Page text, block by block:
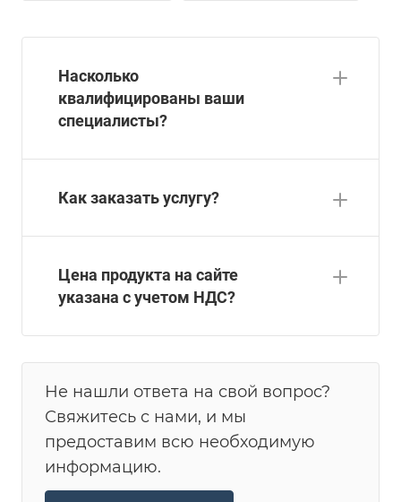
Насколько
квалифицированы ваши
специалисты?
Как заказать услугу?
Цена продукта на сайте
указана с учетом НДС?
Не нашли ответа на свой вопрос?
Свяжитесь с нами, и мы
предоставим всю необходимую
информацию.